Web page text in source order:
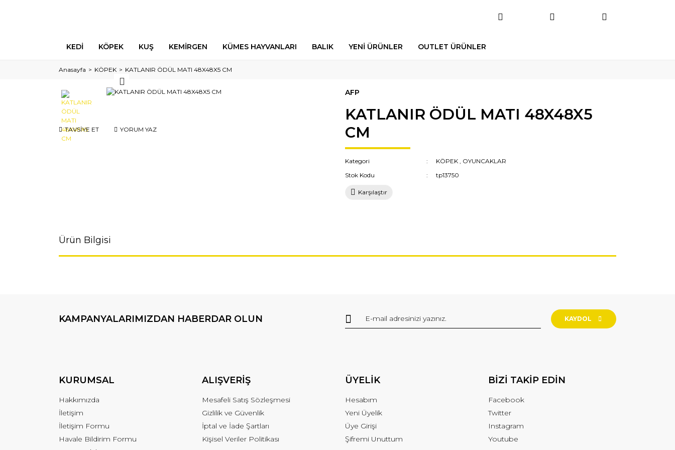
KEDİ KÖPEK KUŞ KEMİRGEN KÜMES HAYVANLARI BALIK YENİ ÜRÜNLER OUTLET ÜRÜNLER
Anasayfa KÖPEK KATLANIR ÖDÜL MATI 48X48X5 CM
TAVSİYE ET YORUM YAZ
AFP
KATLANIR ÖDÜL MATI 48X48X5
CM
Kategori KÖPEK , OYUNCAKLAR
Stok Kodu
tp13750
Karşılaştır
Ürün Bilgisi
KAMPANYALARIMIZDAN HABERDAR OLUN KAYDOL
KURUMSAL
Hakkımızda
İletişim
İletişim Formu
Havale Bildirim Formu
ALIŞVERİŞ
Mesafeli Satış Sözleşmesi
Gizlilik ve Güvenlik
İptal ve İade Şartları
Kişisel Veriler Politikası
ÜYELİK
Hesabım
Yeni Üyelik
Üye Girişi
Şifremi Unuttum
BİZİ TAKİP EDİN
Facebook
Twitter
Instagram
Youtube